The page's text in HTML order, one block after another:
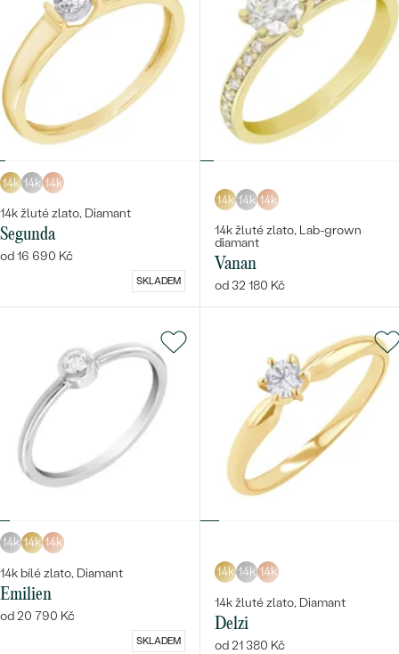
14k 14k 14k
14k žluté zlato, Diamant
Segunda
od 16 690 Kč
SKLADEM
14k 14k 14k
14k žluté zlato, Lab-grown
diamant
Vanan
od 32 180 Kč
14k 14k 14k
14k bílé zlato, Diamant
Emilien
od 20 790 Kč
SKLADEM
14k 14k 14k
14k žluté zlato, Diamant
Delzi
od 21 380 Kč